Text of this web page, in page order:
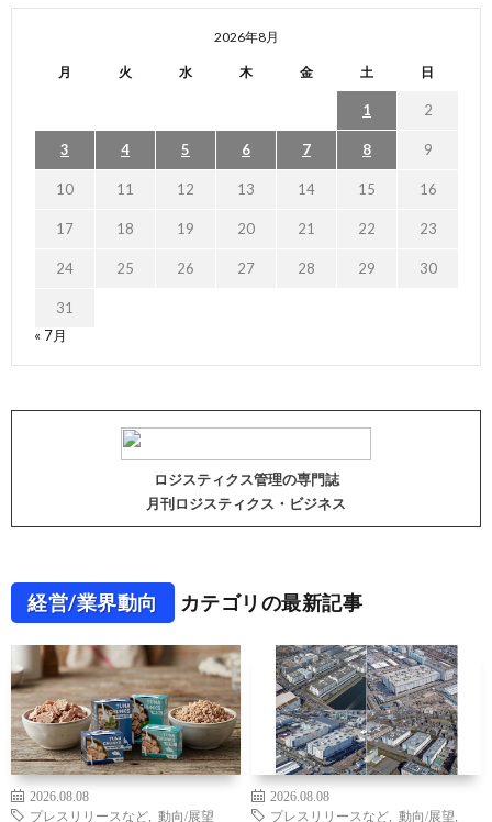
2026年8月
月 火 水 木 金 土 日
1 2
3 4 5 6 7 8 9
10 11 12 13 14 15 16
17 18 19 20 21 22 23
24 25 26 27 28 29 30
31
« 7月
ロジスティクス管理の専門誌
月刊ロジスティクス・ビジネス
経営/業界動向 カテゴリの最新記事
2026.08.08
プレスリリースなど
動向/展望
2026.08.08
プレスリリースなど
動向/展望